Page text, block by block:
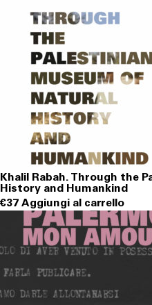
Khalil Rabah. Through the
History and Humankind
€37 Aggiungi al carrello